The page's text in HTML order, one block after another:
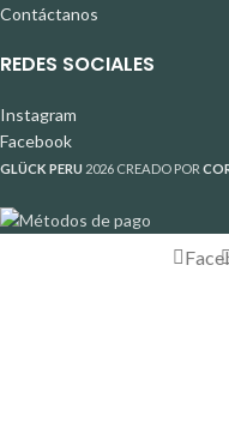
Contáctanos
REDES SOCIALES
Instagram
Facebook
GLÜCK PERU 2026 CREADO POR